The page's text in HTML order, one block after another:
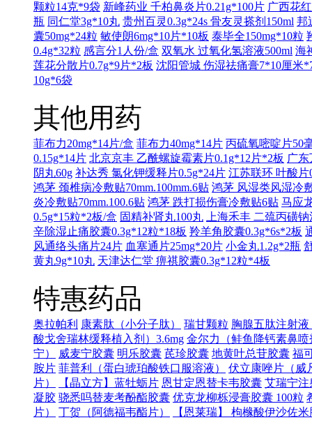
颗粒14克*9袋 新峰药业 千柏鼻炎片0.21g*100片 广西花
瓶 同仁堂3g*10丸 贵州百灵0.3g*24s 骨友灵搽剂150ml 邦
囊50mg*24粒 敏使朗6mg*10片*10板 泰毕全150mg*10粒
0.4g*32粒 感言分1人份/盒 双氧水 过氧化氢溶液500ml 海
莲花分散片0.7g*9片*2板 沈阳管城 伤湿祛痛膏7*10厘米
10g*6袋
其他用药
菲布力20mg*14片/盒 菲布力40mg*14片 丙硫氧嘧啶片50
0.15g*14片 北京京丰 乙酰螺旋霉素片0.1g*12片*2板 广
阴丸60g 补达秀 氯化钾缓释片0.5g*24片 江苏联环 叶酸片
鸿茅 颈椎病冷敷贴70mm.100mm.6贴 鸿茅 风湿类风湿冷
炎冷敷贴70mm.100.6贴 鸿茅 跌打损伤膏冷敷贴6贴 马应
0.5g*15粒*2板/盒 固精补肾丸100丸
上海禾丰 二巯丙磺
辛除湿止痛胶囊0.3g*12粒*18板 羚羊角胶囊0.3g*6s*2板
风通络头痛片24片 血塞通片25mg*20片 小金丸1.2g*2瓶
黄丸9g*10丸 天津达仁堂 痹祺胶囊0.3g*12粒*4板
特惠药品
奥拉帕利 康素肽（小分子肽） 瑞甘颗粒 胸腺五肽注射液
酸戈舍瑞林缓释植入剂）3.6mg 金尔力（鲑鱼降钙素鼻喷
宁）
威麦宁胶囊 明乐胶囊 芪珍胶囊 地黄叶总苷胶囊 福
胺片 菲普利（蛋白琥珀酸铁口服溶液）
伏立康唑片（威
片）
【晶立方】蓝牡蛎片 恩甘定恩替卡韦胶囊 艾瑞宁注
凝胶 骁悉吗替麦考酚酯胶囊 优克龙柳栎浸膏胶囊 100粒
片）
丁贺（阿德福韦酯片） 【恩莱瑞】 枸橼酸伊沙佐米